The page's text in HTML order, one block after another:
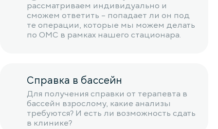
рассматриваем индивидуально и
сможем ответить – попадает ли он под
те операции, которые мы можем делать
по ОМС в рамках нашего стационара.
Справка в бассейн
Для получения справки от терапевта в
бассейн взрослому, какие анализы
требуются? И есть ли возможность сдать
в клинике?